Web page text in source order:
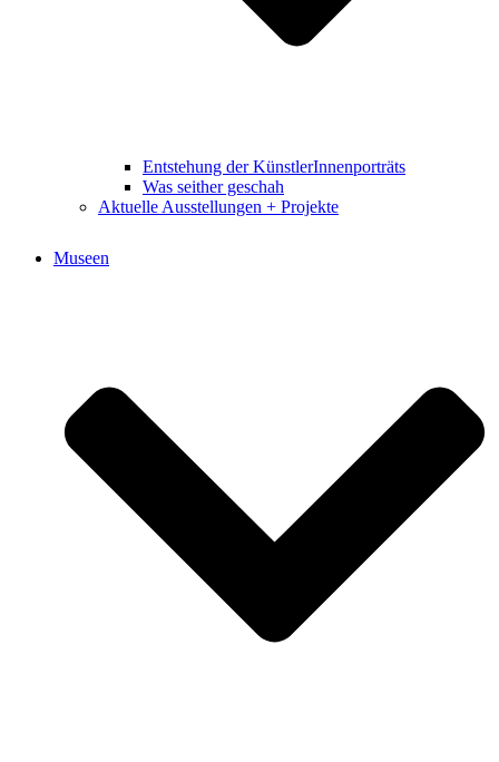
Entstehung der KünstlerInnenporträts
Was seither geschah
Aktuelle Ausstellungen + Projekte
Museen